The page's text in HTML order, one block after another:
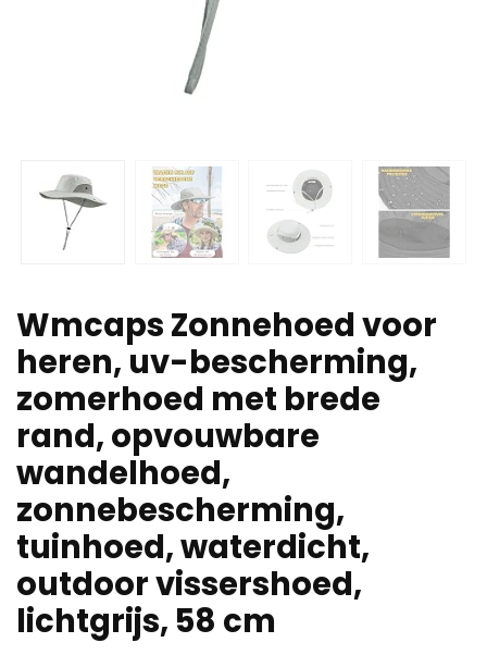
Wmcaps Zonnehoed voor
heren, uv-bescherming,
zomerhoed met brede
rand, opvouwbare
wandelhoed,
zonnebescherming,
tuinhoed, waterdicht,
outdoor vissershoed,
lichtgrijs, 58 cm